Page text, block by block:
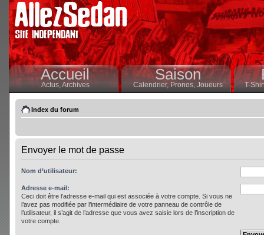
Accueil
Actus,Archives
Saison
Calendrier,Pronos, Joueurs T-
Index du forum
Envoyer le mot de passe
Nom d’utilisateur:
Adresse e-mail:
Ceci doit être l’adresse e-mail qui est associée à votre compte. Si vous ne
l’avez pas modifiée par l’intermédiaire de votre panneau de contrôle de
l’utilisateur, il s’agit de l’adresse que vous avez saisie lors de l’inscription de
votre compte.